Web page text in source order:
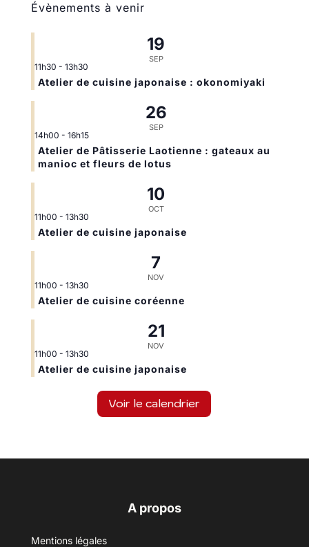
Évènements à venir
19
SEP
11h30 - 13h30
Atelier de cuisine japonaise : okonomiyaki
26
SEP
14h00 - 16h15
Atelier de Pâtisserie Laotienne : gateaux au
manioc et fleurs de lotus
10
OCT
11h00 - 13h30
Atelier de cuisine japonaise
7
NOV
11h00 - 13h30
Atelier de cuisine coréenne
21
NOV
11h00 - 13h30
Atelier de cuisine japonaise
Voir le calendrier
A propos
Mentions légales